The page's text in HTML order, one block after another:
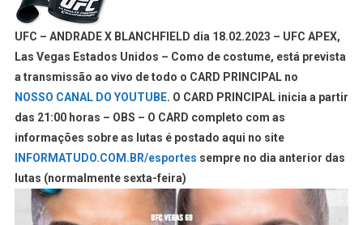
UFC – ANDRADE X BLANCHFIELD dia 18.02.2023 – UFC APEX,
Las Vegas Estados Unidos – Como de costume, está prevista
a transmissão ao vivo de todo o CARD PRINCIPAL no
NOSSO CANAL DO YOUTUBE. O CARD PRINCIPAL inicia a partir
das 21:00 horas – OBS – O CARD completo com as
informações sobre as lutas é postado aqui no site
INFORMATUDO.COM.BR/esportes sempre no dia anterior das
lutas (normalmente sexta-feira)